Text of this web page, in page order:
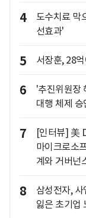
4
도수치료 막
선효과'
5 서장훈, 28
6
'추진위원장
대행 체제 승
7
[인터뷰] 美
마이크로소
계와 거버넌
8
삼성전자,
잃은 초기업